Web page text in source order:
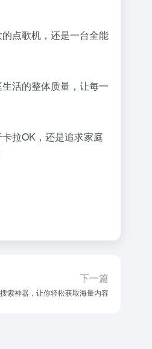
点歌机，还是一台全能
活的整体质量，让每一
拉OK，还是追求家庭
下一篇
索神器，让你轻松获取海量内容